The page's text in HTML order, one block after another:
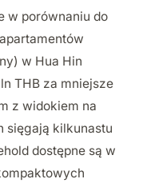
w porównaniu do
w Hua Hin
THB za mniejsze
z widokiem na
sięgają kilkunastu
dostępne są w